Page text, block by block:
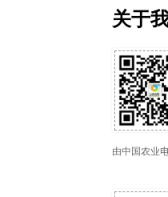
关于
由中国农业